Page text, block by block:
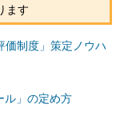
、自社の目標実現の
理することです。
ためには、どのよう
る人材像を「知識・
の視点で具体化す
理したものが等級体
ます
価制度」策定ノウハ
」の定め方